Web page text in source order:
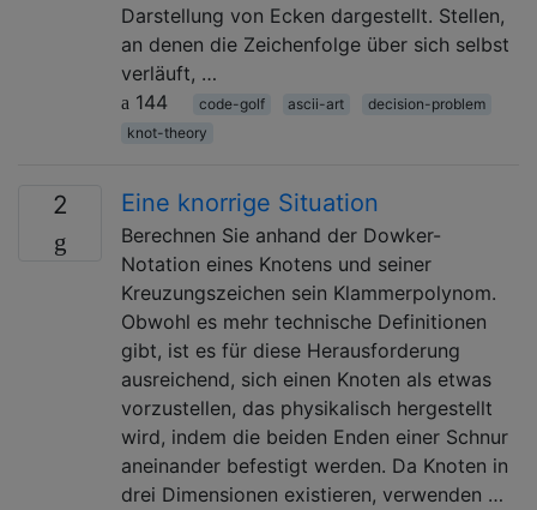
Darstellung von Ecken dargestellt. Stellen,
an denen die Zeichenfolge über sich selbst
verläuft, …
144
code-golf ascii-art
decision-problem
knot-theory
2 Eine knorrige Situation
Berechnen Sie anhand der Dowker-
Notation eines Knotens und seiner
Kreuzungszeichen sein Klammerpolynom.
Obwohl es mehr technische Definitionen
gibt, ist es für diese Herausforderung
ausreichend, sich einen Knoten als etwas
vorzustellen, das physikalisch hergestellt
wird, indem die beiden Enden einer Schnur
aneinander befestigt werden. Da Knoten in
drei Dimensionen existieren, verwenden …